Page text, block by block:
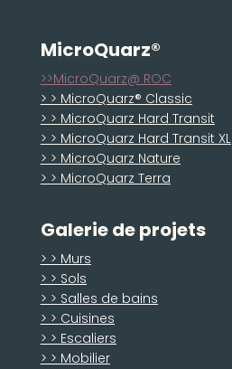
MicroQuarz®
>>MicroQuarz@ ROC
> > MicroQuarz® Classic
> > MicroQuarz Hard Transit
> > MicroQuarz Hard Transit XL
> > MicroQuarz Nature
> > MicroQuarz Terra
Galerie de projets
> > Murs
> > Sols
> > Salles de bains
> > Cuisines
> > Escaliers
> > Mobilier